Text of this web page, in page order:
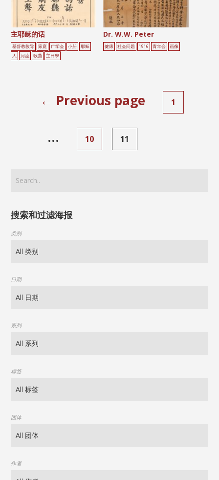
主耶稣的话
基督教教导 家庭 广学会 小船
耶稣
人
河流 歌曲 主日學
Dr. W.W. Peter
健康 社会问题 1916 青年会 画像
← Previous page 1
… 10 11
搜索和过滤海报
类别
日期
系列
标签
团体
作者